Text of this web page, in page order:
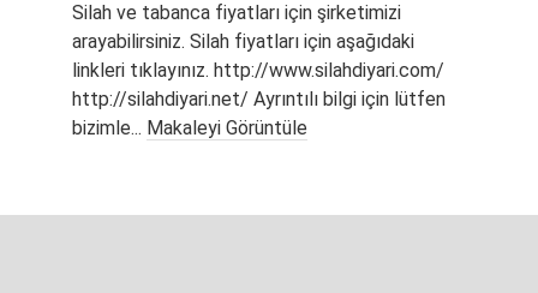
Silah ve tabanca fiyatları için şirketimizi
arayabilirsiniz. Silah fiyatları için aşağıdaki
linkleri tıklayınız. http://www.silahdiyari.com/
http://silahdiyari.net/ Ayrıntılı bilgi için lütfen
bizimle... Makaleyi Görüntüle